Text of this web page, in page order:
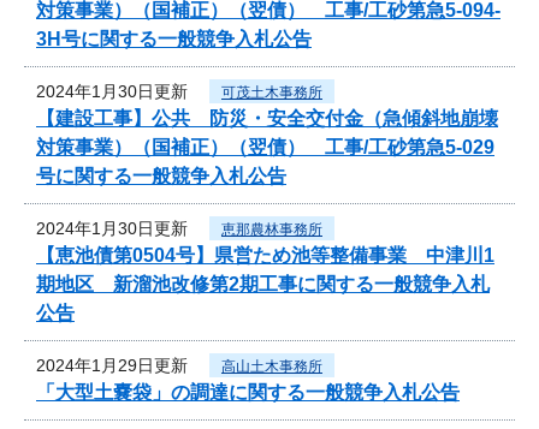
対策事業）（国補正）（翌債） 工事/工砂第急5-094-
3H号に関する一般競争入札公告
2024年1月30日更新 可茂土木事務所
【建設工事】公共 防災・安全交付金（急傾斜地崩壊
対策事業）（国補正）（翌債） 工事/工砂第急5-029
号に関する一般競争入札公告
2024年1月30日更新 恵那農林事務所
【恵池債第0504号】県営ため池等整備事業 中津川1
期地区 新溜池改修第2期工事に関する一般競争入札
公告
2024年1月29日更新 高山土木事務所
「大型土嚢袋」の調達に関する一般競争入札公告